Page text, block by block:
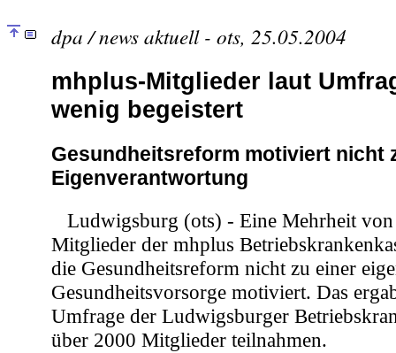
dpa / news aktuell - ots, 25.05.2004
mhplus-Mitglieder laut
wenig begeistert
Gesundheitsreform motiviert nicht
Eigenverantwortung
Ludwigsburg (ots) - Eine Mehrheit von
Mitglieder der mhplus
die Gesundheitsreform nicht zu einer
Gesundheitsvorsorge motiviert. Das
Umfrage der Ludwigsburger
über 2000 Mitglieder teilnahmen.